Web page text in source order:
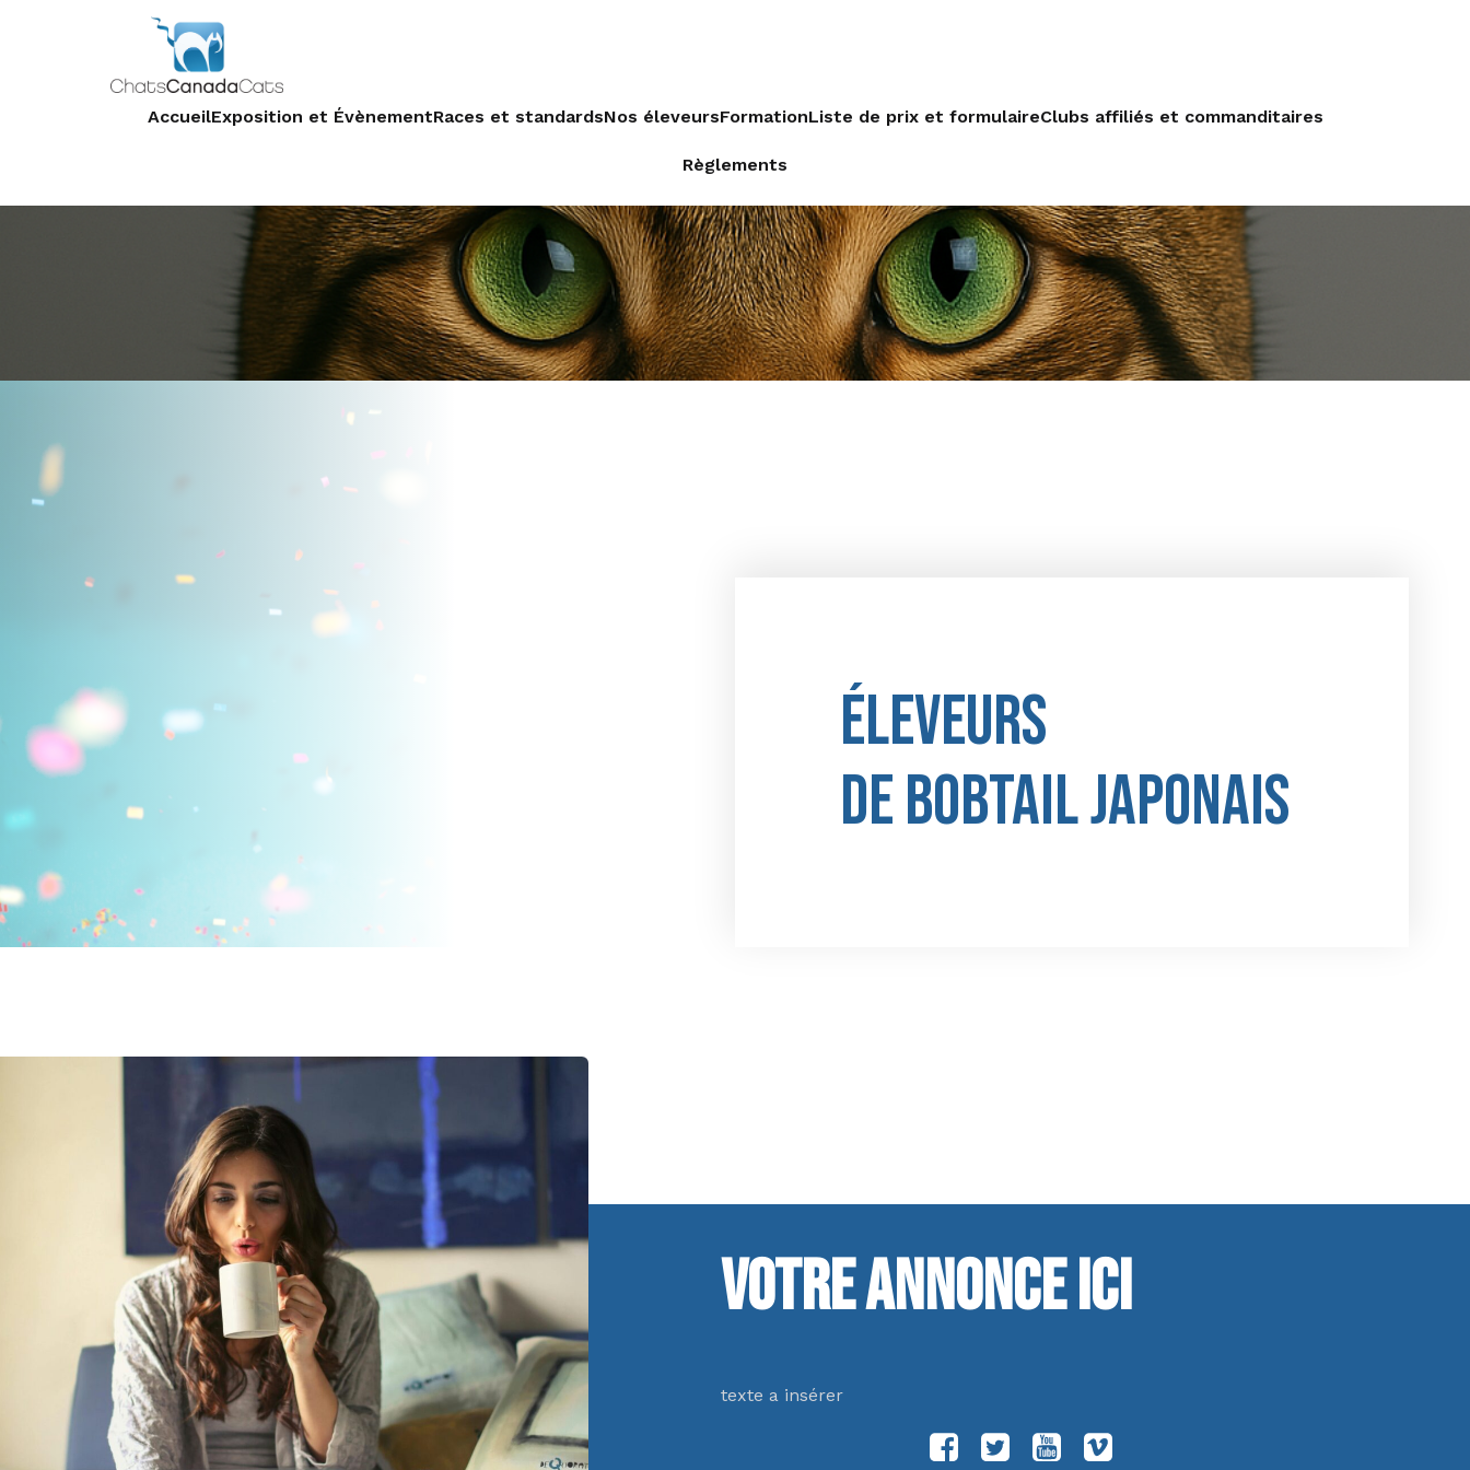
AccueilExposition et ÉvènementRaces et standardsNos éleveursFormationListe de prix et formulaireClubs affiliés et commanditaires
Règlements
Éleveurs
de bobtail japonais
Votre annonce ici
texte a insérer